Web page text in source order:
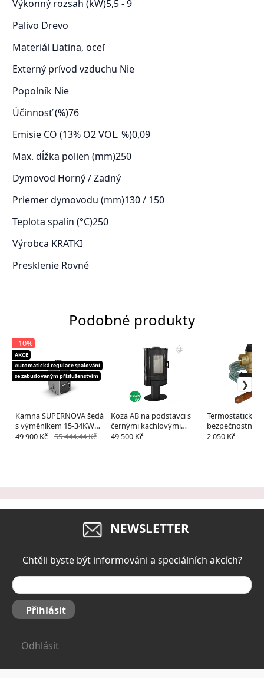
Výkonný rozsah (kW)5,5 - 9
Palivo Drevo
Materiál Liatina, oceľ
Externý prívod vzduchu Nie
Popolník Nie
Účinnosť (%)76
Emisie CO (13% O2 VOL. %)0,09
Max. dĺžka polien (mm)250
Dymovod Horný / Zadný
Priemer dymovodu (mm)130 / 150
Teplota spalín (°C)250
Výrobca KRATKI
Presklenie Rovné
Podobné produkty
Kamna SUPERNOVA šedá
s výměníkem 15-34KW
+příslušenství
AKCE
Automatická regulace spalování
se zabudovaným příslušenstvím
- 10%
49 900 Kč 55 444.44 Kč
Koza AB na podstavci s
černými kachlovými
panely
49 500 Kč
Termostatický
bezpečnostný
chladiacej slučke
2 050 Kč
NEWSLETTER
Chtěli byste být informováni a speciálních akcích?
Přihlásit
Odhlásit